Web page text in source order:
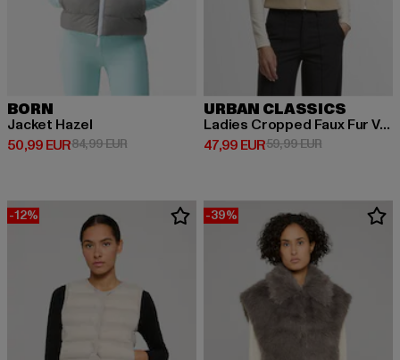
BORN
Jacket Hazel
50,99 EUR
Derzeitiger Preis: 50,99 EUR
84,99 EURAktionspreis: 84,99 EUR
URBAN CLASSICS
Ladies Cropped Faux Fur Vest
47,99 EUR
Derzeitiger Preis: 47,99 EUR
59,99 EURAktionspreis:
-12% -39%